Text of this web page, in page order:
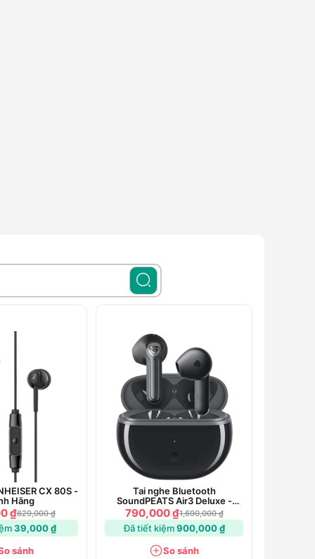
CX 80S -
Hãng
₫629,000 ₫
39,000 ₫
sánh
Tai nghe Bluetooth
SoundPEATS Air3 Deluxe -
Chính Hãng
790,000 ₫1,690,000 ₫
Đã tiết kiệm900,000 ₫
So sánh